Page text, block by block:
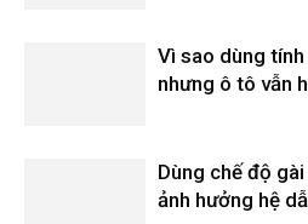
Vì sao dùng
nhưng ô tô vẫn
Dùng chế độ
ảnh hưởng hệ